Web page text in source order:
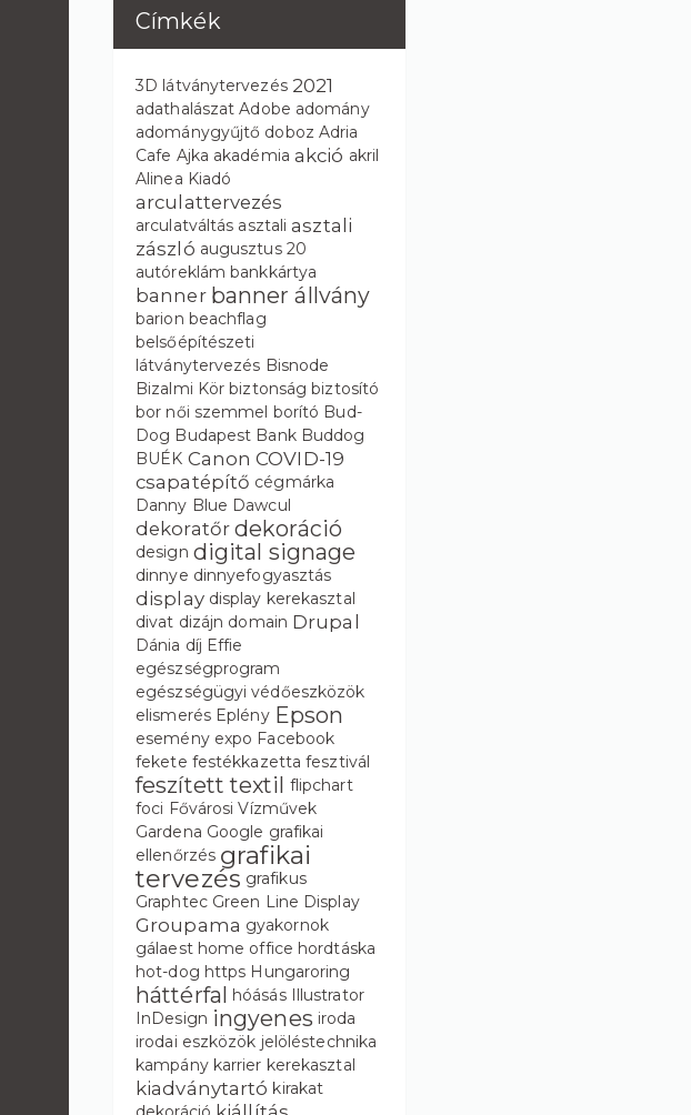
Címkék
3D látványtervezés 2021
adathalászat Adobe adomány
adománygyűjtő doboz Adria
Cafe Ajka akadémia akció akril
Alinea Kiadó
arculattervezés
arculatváltás asztali asztali
zászló augusztus 20
autóreklám bankkártya
banner banner állvány
barion beachflag
belsőépítészeti
látványtervezés Bisnode
Bizalmi Kör biztonság biztosító
bor női szemmel borító Bud-
Dog Budapest Bank Buddog
BUÉK Canon COVID-19
csapatépítő cégmárka
Danny Blue Dawcul
dekoratőr dekoráció
design digital signage
dinnye dinnyefogyasztás
display display kerekasztal
divat dizájn domain Drupal
Dánia díj Effie
egészségprogram
egészségügyi védőeszközök
elismerés Eplény Epson
esemény expo Facebook
fekete festékkazetta fesztivál
feszített textil flipchart
foci Fővárosi Vízművek
Gardena Google grafikai
ellenőrzés grafikai
tervezés grafikus
Graphtec Green Line Display
Groupama gyakornok
gálaest home office hordtáska
hot-dog https Hungaroring
háttérfal hóásás Illustrator
InDesign ingyenes iroda
irodai eszközök jelöléstechnika
kampány karrier kerekasztal
kiadványtartó kirakat